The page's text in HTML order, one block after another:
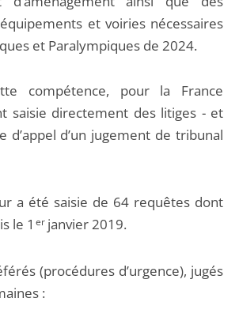
et voiries nécessaires
et Paralympiques de 2024.
compétence, pour la France
saisie directement des litiges - et
d’appel d’un jugement de tribunal
a été saisie de 64 requêtes dont
le 1 erjanvier 2019.
(procédures d’urgence), jugés
: